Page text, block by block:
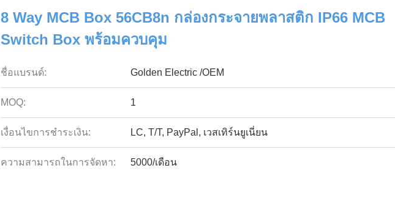
8 Way MCB Box 56CB8n กล่องกระจายพลาสติก IP66 MCB
Switch Box พร้อมควบคุม
ชื่อแบรนด์: Golden Electric /OEM
MOQ: 1
เงื่อนไขการชำระเงิน: LC, T/T, PayPal, เวสเทิร์นยูเนี่ยน
ความสามารถในการจัดหา: 5000/เดือน